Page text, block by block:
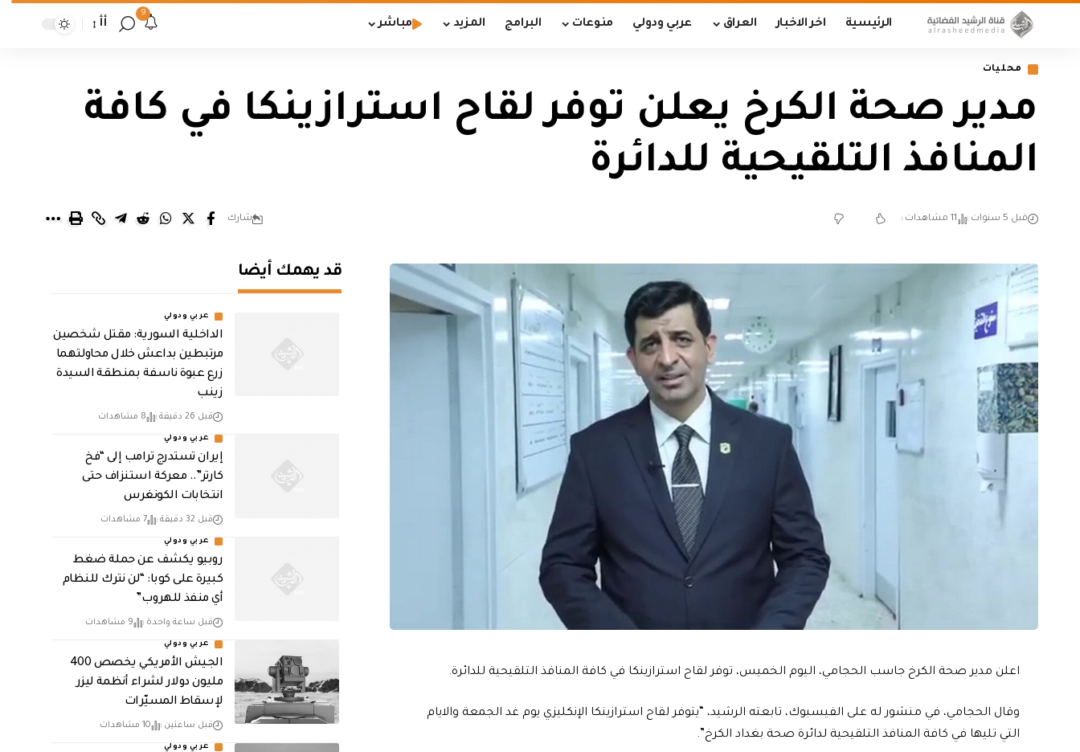
الرئيسية اخر الاخبار العراق عربي ودولي منوعات البرامج المزيد مباشر
9
أأ
محليات
مدير صحة الكرخ يعلن توفر لقاح استرازينكا في كافة
المنافذ التلقيحية للدائرة
قبل 5 سنوات 11 مشاهدات شارك
اعلن مدير صحة الكرخ جاسب الحجامي، اليوم الخميس، توفر لقاح استرازينكا في كافة المنافذ التلقيحية للدائرة.
وقال الحجامي، في منشور له على الفيسبوك، تابعته الرشيد، “يتوفر لقاح استرازينكا الإنكليزي يوم غد الجمعة والايام
التي تليها في كافة المنافذ التلقيحية لدائرة صحة بغداد الكرخ”.
قد يهمك أيضا
عربي ودولي
الداخلية السورية: مقتل شخصين
مرتبطين بداعش خلال محاولتهما
زرع عبوة ناسفة بمنطقة السيدة
زينب
قبل 26 دقيقة 8 مشاهدات
عربي ودولي
إيران تستدرج ترامب إلى “فخ
كارتر”.. معركة استنزاف حتى
انتخابات الكونغرس
قبل 32 دقيقة 7 مشاهدات
عربي ودولي
روبيو يكشف عن حملة ضغط
كبيرة على كوبا: “لن نترك للنظام
أي منفذ للهروب”
قبل ساعة واحدة 9 مشاهدات
عربي ودولي
الجيش الأمريكي يخصص 400
مليون دولار لشراء أنظمة ليزر
لإسقاط المسيّرات
قبل ساعتين 10 مشاهدات
عربي ودولي